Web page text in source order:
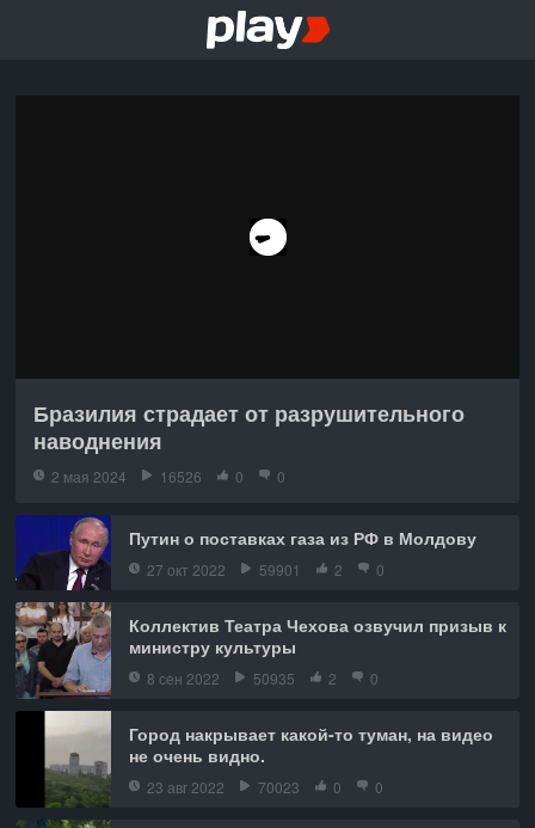
Бразилия страдает от разрушительного
наводнения
2 мая 2024 16526 0 0
Путин о поставках газа из РФ в Молдову
27 окт 2022 59901 2 0
Коллектив Театра Чехова озвучил призыв к
министру культуры
8 сен 2022 50935 2 0
Город накрывает какой-то туман, на видео
не очень видно.
23 авг 2022 70023 0 0